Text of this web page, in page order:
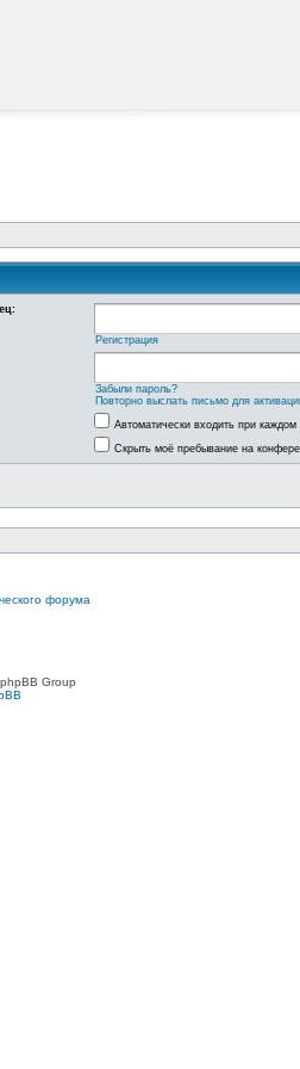
Регистрация
Забыли пароль?
Повторно выслать письмо для
Автоматически входить при
Скрыть моё пребывание на
форума
Group